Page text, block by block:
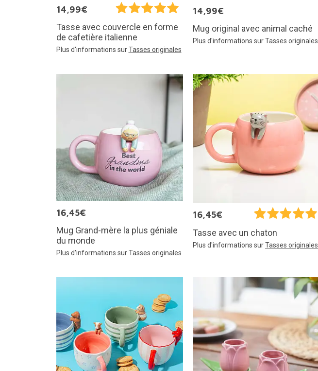
14,99€
Tasse avec couvercle en forme
de cafetière italienne
Plus d'informations surTasses originales
14,99€
Mug original avec animal caché
Plus d'informations surTasses originales
16,45€
Mug Grand-mère la plus géniale
du monde
Plus d'informations surTasses originales
16,45€
Tasse avec un chaton
Plus d'informations surTasses originales